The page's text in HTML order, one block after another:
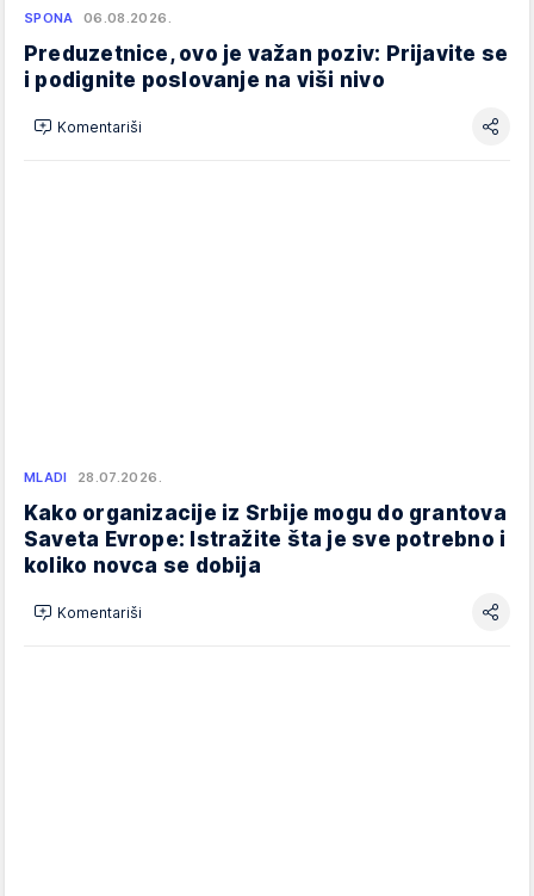
SPONA 06.08.2026.
Preduzetnice, ovo je važan poziv: Prijavite se
i podignite poslovanje na viši nivo
Komentariši
MLADI 28.07.2026.
Kako organizacije iz Srbije mogu do grantova
Saveta Evrope: Istražite šta je sve potrebno i
koliko novca se dobija
Komentariši